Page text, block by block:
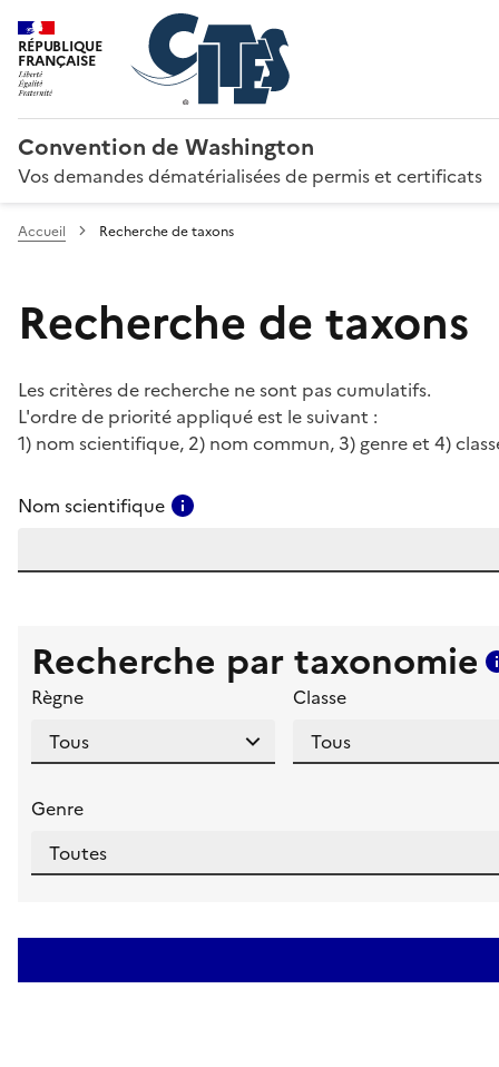
RÉPUBLIQUE
FRANÇAISE
Convention de Washington
Vos demandes dématérialisées de permis et certificats
Accueil Recherche de taxons
Recherche de taxons
Les critères de recherche ne sont pas cumulatifs.
L'ordre de priorité appliqué est le suivant :
1) nom scientifique, 2) nom commun, 3) genre et 4)
Nom scientifique
Recherche par taxonomie
Règne Classe
Genre